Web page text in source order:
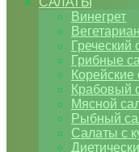
Винегрет
Греческий
Грибные
Корейские
Крабовый
Мясной
Рыбный
Салаты с